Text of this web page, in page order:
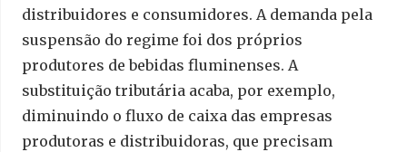
distribuidores e consumidores. A demanda pela
suspensão do regime foi dos próprios
produtores de bebidas fluminenses. A
substituição tributária acaba, por exemplo,
diminuindo o fluxo de caixa das empresas
produtoras e distribuidoras, que precisam